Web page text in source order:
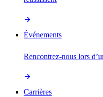
Événements
Rencontrez-nous lors
Carrières